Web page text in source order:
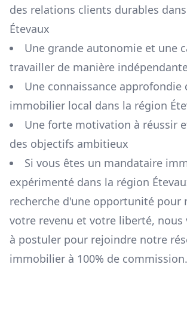
des relations clients durables
Étevaux
Une grande autonomie et une
travailler de manière
Une connaissance approfondie
immobilier local dans la région
Une forte motivation à réussir
des objectifs ambitieux
Si vous êtes un mandataire
expérimenté dans la région
recherche d'une opportunité pour
votre revenu et votre liberté, nous
à postuler pour rejoindre notre
immobilier à 100% de commission.